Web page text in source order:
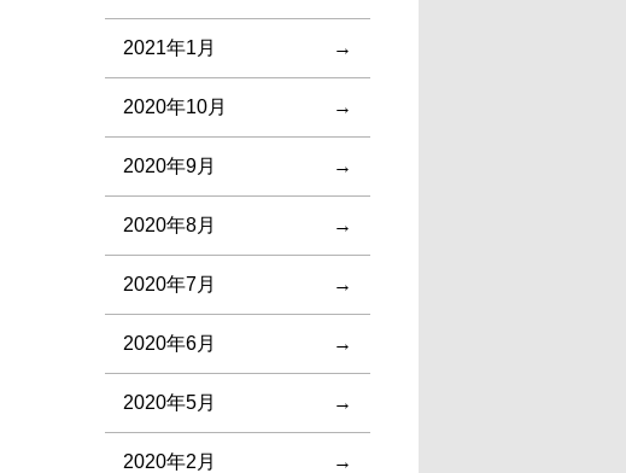
2021年1月
2020年10月
2020年9月
2020年8月
2020年7月
2020年6月
2020年5月
2020年2月